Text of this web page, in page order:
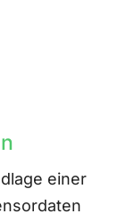
einer